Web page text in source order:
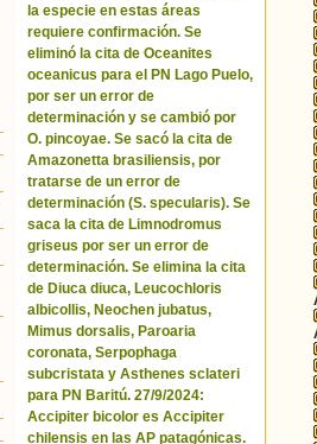
la especie en estas áreas
requiere confirmación. Se
eliminó la cita de Oceanites
oceanicus para el PN Lago Puelo,
por ser un error de
determinación y se cambió por
O. pincoyae. Se sacó la cita de
Amazonetta brasiliensis, por
tratarse de un error de
determinación (S. specularis). Se
saca la cita de Limnodromus
griseus por ser un error de
determinación. Se elimina la cita
de Diuca diuca, Leucochloris
albicollis, Neochen jubatus,
Mimus dorsalis, Paroaria
coronata, Serpophaga
subcristata y Asthenes sclateri
para PN Baritú. 27/9/2024:
Accipiter bicolor es Accipiter
chilensis en las AP patagónicas.